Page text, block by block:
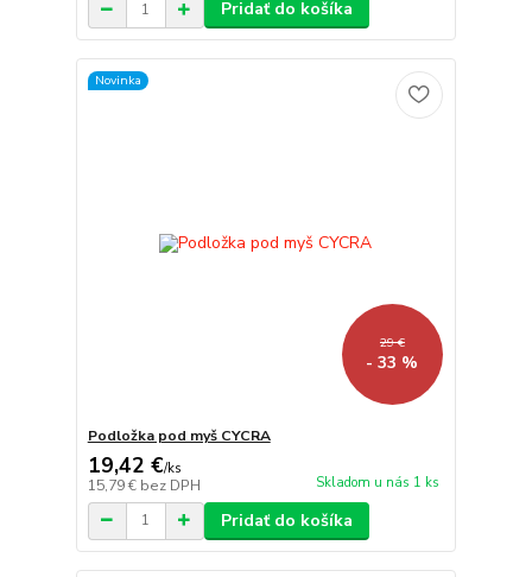
Pridať do košíka
Novinka
29 €
- 33 %
Podložka pod myš CYCRA
19,42 €/ks
15,79 € bez DPH Skladom u nás 1 ks
Pridať do košíka